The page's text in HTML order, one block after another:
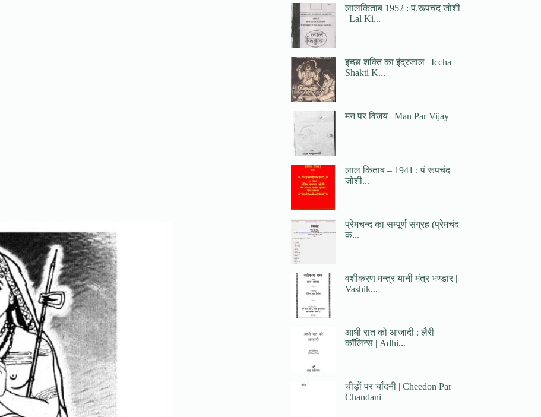
लालकिताब 1952 : पं.रूपचंद जोशी
| Lal Ki...
इच्छा शक्ति का इंद्रजाल | Iccha
Shakti K...
मन पर विजय | Man Par Vijay
लाल किताब – 1941 : पं रूपचंद
जोशी...
प्रेमचन्द का सम्पूर्ण संग्रह (प्रेमचंद
क...
वशीकरण मन्त्र यानी मंत्र भण्डार |
Vashik...
आधी रात को आजादी : लैरी
कॉलिन्स | Adhi...
चीड़ों पर चाँदनी | Cheedon Par
Chandani